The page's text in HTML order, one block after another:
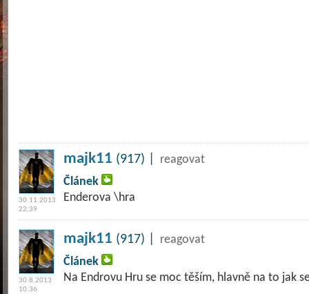
30.11.2013
22:39
majk11 (917) |
reagovat
Článek
Enderova \hra
30.8.2013
10:36
majk11 (917) |
reagovat
Článek
Na Endrovu Hru se moc těším, hlavně na to jak